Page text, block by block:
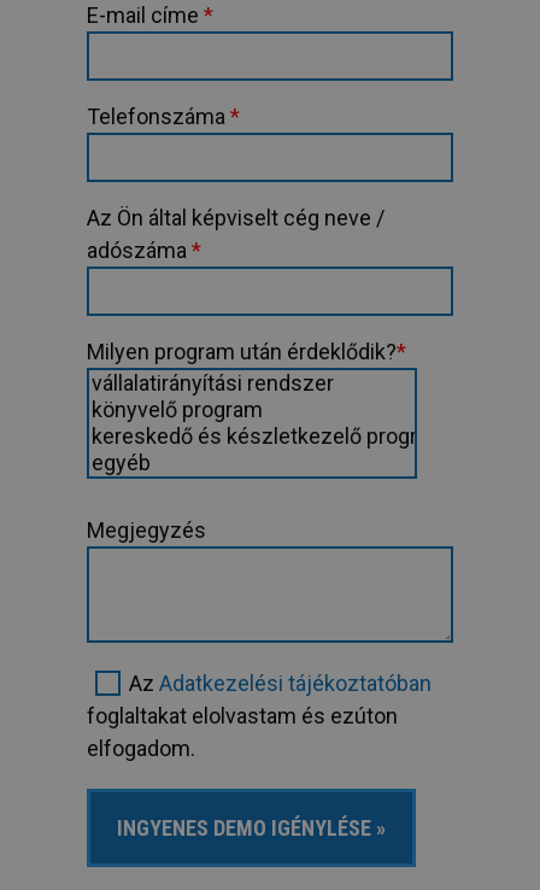
E-mail címe *
Telefonszáma *
Az Ön által képviselt cég neve /
adószáma *
Milyen program után érdeklődik?*
Megjegyzés
Az Adatkezelési tájékoztatóban
foglaltakat elolvastam és ezúton
elfogadom.